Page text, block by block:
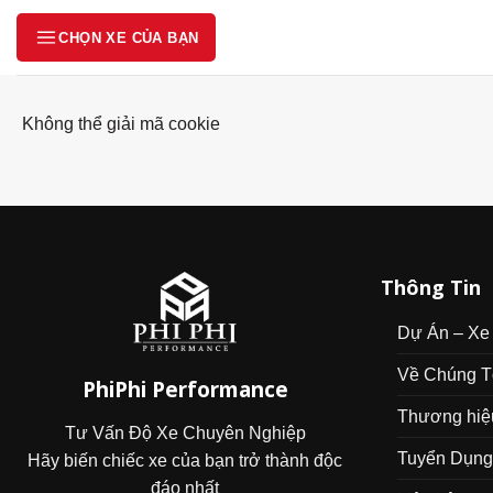
Skip
CHỌN XE CỦA BẠN
Không thể giải mã cookie
PhiPhi Performance
Tư Vấn Độ Xe Chuyên Nghiệp
Hãy biến chiếc xe của bạn trở thành độc
đáo nhất
Thông Tin
Dự Án – Xe
Về Chúng
Thương
Tuyển Dụng